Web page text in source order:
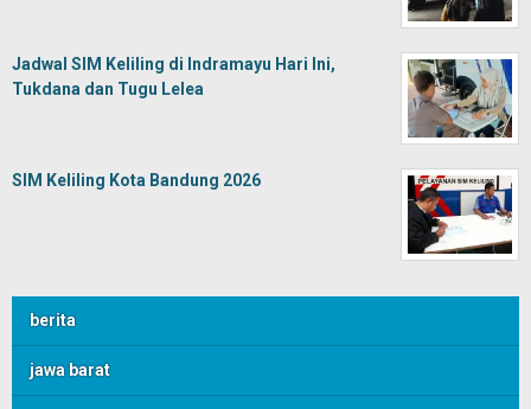
Jadwal SIM Keliling di Indramayu Hari Ini,
Tukdana dan Tugu Lelea
SIM Keliling Kota Bandung 2026
berita
jawa barat